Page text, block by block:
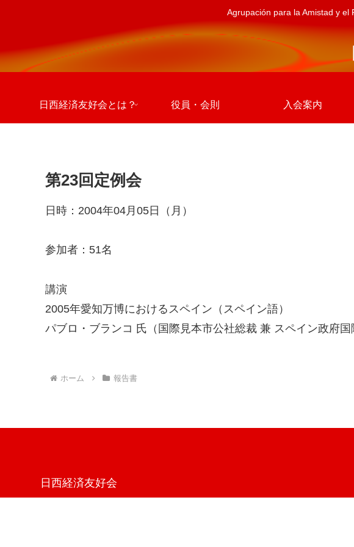
Agrupación para la Amistad y el
日西経済友好会とは？ 役員・会則 入会案内
第23回定例会
日時：2004年04月05日（月）
参加者：51名
講演
2005年愛知万博におけるスペイン（スペイン語）
パブロ・ブランコ 氏（国際見本市公社総裁 兼 スペイン政府
ホーム 報告書
日西経済友好会